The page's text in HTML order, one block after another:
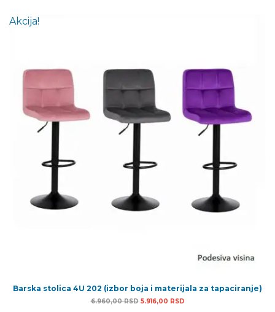
Akcija!
Barska stolica 4U 202 (izbor boja i materijala za tapaciranje)
6.960,00RSD Originalna cena je bila: 6.960,00 RSD.
5.916,00 RSDTrenutna cena je: 5.916,00